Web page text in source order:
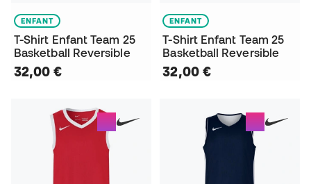
ENFANT
T-Shirt Enfant Team 25
Basketball Reversible
32,00 €
ENFANT
T-Shirt Enfant Team 25
Basketball Reversible
32,00 €